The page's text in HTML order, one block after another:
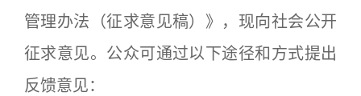
管理办法（征求意见稿）》，现向社会公开
征求意见。公众可通过以下途径和方式提出
反馈意见：